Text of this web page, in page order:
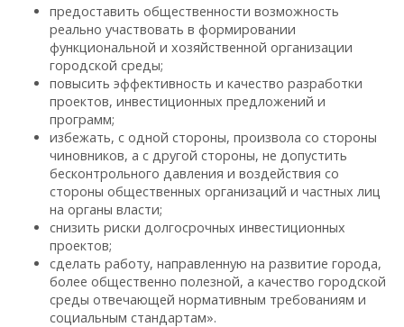
предоставить общественности возможность
реально участвовать в формировании
функциональной и хозяйственной организации
городской среды;
повысить эффективность и качество разработки
проектов, инвестиционных предложений и
программ;
избежать, с одной стороны, произвола со стороны
чиновников, а с другой стороны, не допустить
бесконтрольного давления и воздействия со
стороны общественных организаций и частных лиц
на органы власти;
снизить риски долгосрочных инвестиционных
проектов;
сделать работу, направленную на развитие города,
более общественно полезной, а качество городской
среды отвечающей нормативным требованиям и
социальным стандартам».